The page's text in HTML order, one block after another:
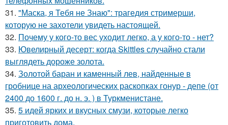
31. "Маска, я Тебя не Знаю": трагедия стримерши,
которую не захотели увидеть настоящей.
32. Почему у кого-то вес уходит легко, а у кого-то - нет?
33. Ювелирный десерт: когда Skittles случайно стали
выглядеть дороже золота.
34. Золотой баран и каменный лев, найденные в
гробнице на археологических раскопках гонур - депе (от
2400 до 1600 г. до н. э. ) в Туркменистане.
35. 5 идей ярких и вкусных смузи, которые легко
приготовить дома.